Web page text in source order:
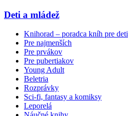
Deti a mládež
Knihorad – poradca kníh pre deti
Pre najmenších
Pre prvákov
Pre pubertiakov
Young Adult
Beletria
Rozprávky
Sci-fi, fantasy a komiksy
Leporelá